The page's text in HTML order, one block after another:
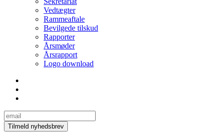
Vedtægter
Rammeaftale
Bevilgede tilskud
Rapporter
Årsmøder
Årsrapport
Logo download